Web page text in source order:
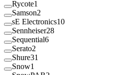
Rycote1
Samson2
sE Electronics10
Sennheiser28
Sequential6
Serato2
Shure31
Snow1